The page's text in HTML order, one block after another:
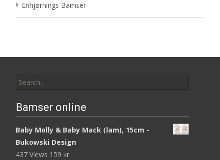
Enhjørnings Bamser
for:
Bamser online
Baby Molly & Baby Mack (lam), 15cm -
Bukowski Design
437 Views 159 kr.